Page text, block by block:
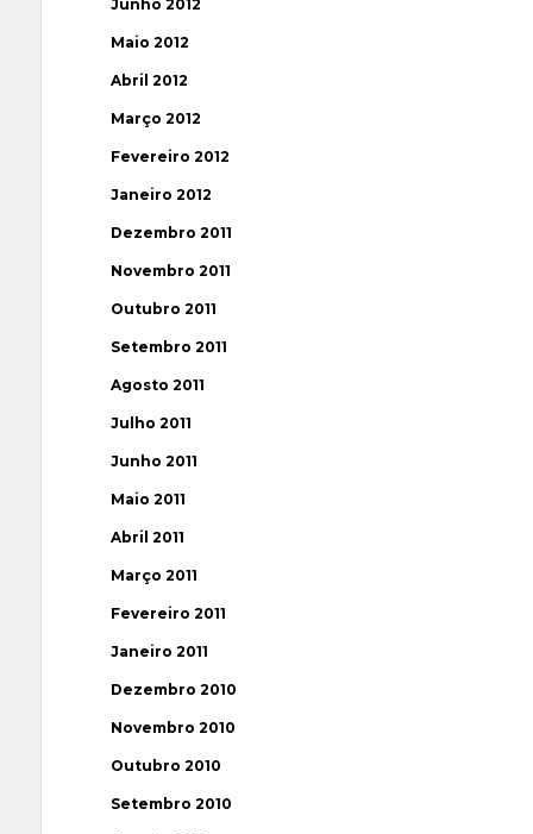
Junho 2012
Maio 2012
Abril 2012
Março 2012
Fevereiro 2012
Janeiro 2012
Dezembro 2011
Novembro 2011
Outubro 2011
Setembro 2011
Agosto 2011
Julho 2011
Junho 2011
Maio 2011
Abril 2011
Março 2011
Fevereiro 2011
Janeiro 2011
Dezembro 2010
Novembro 2010
Outubro 2010
Setembro 2010